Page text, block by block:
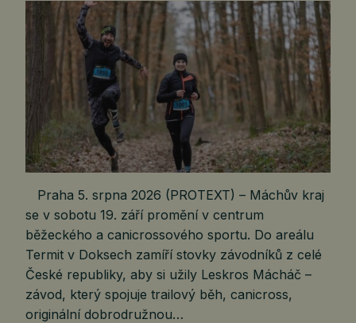
Praha 5. srpna 2026 (PROTEXT) – Máchův kraj
se v sobotu 19. září promění v centrum
běžeckého a canicrossového sportu. Do areálu
Termit v Doksech zamíří stovky závodníků z celé
České republiky, aby si užily Leskros Mácháč –
závod, který spojuje trailový běh, canicross,
originální dobrodružnou…